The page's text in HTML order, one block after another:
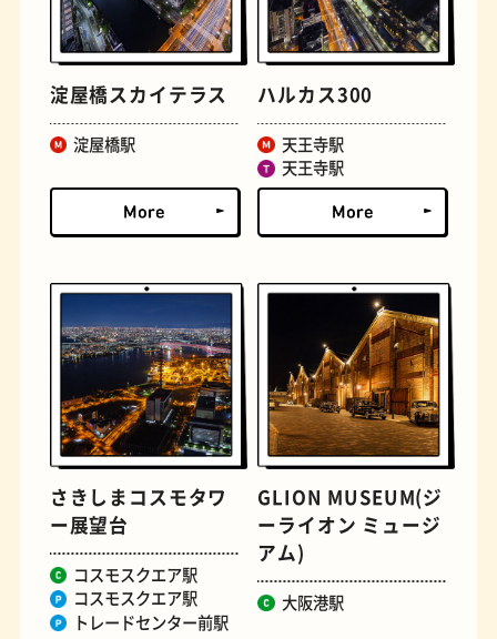
ジューススタンド たまごサンド
淀屋橋スカイテラス
淀屋橋駅
ハルカス300
天王寺駅
天王寺駅
さきしまコスモタワ
ー展望台
コスモスクエア駅
コスモスクエア駅
トレードセンター前駅
GLION MUSEUM(ジ
ーライオン ミュージ
アム)
大阪港駅